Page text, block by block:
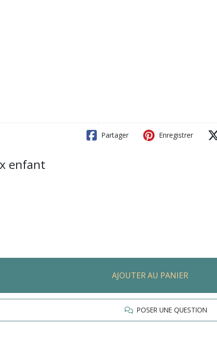
Partager Enregistrer
enfant
AJOUTER AU PANIER
POSER UNE QUESTION